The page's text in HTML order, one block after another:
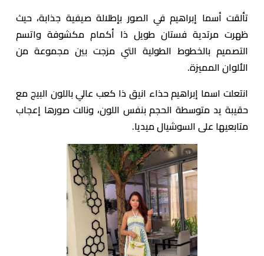
تألقت أسما إبراهيم في الصور بإطلالة صيفية جذابة، حيث
ظهرت مرتدية فستان طويل ذا أكمام مكشوفة واتسم
التصميم بالخطوط الطولية التي مزجت بين مجموعة من
الألوان المميزة.
انتعلت اسما إبراهيم حذاء انيق ذا كعب عالي باللون البيج مع
حقيبة يد متوسطة الحجم بنفس اللون، ونالت صورها إعجاب
متابعيها على السوشيال ميديا.